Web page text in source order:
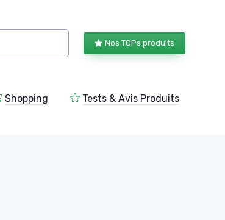
Nos TOPs produits
Shopping Tests & Avis Produits